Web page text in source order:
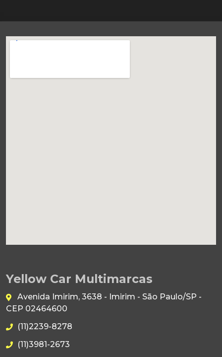
Yellow Car Multimarcas
Avenida Imirim, 3638 - Imirim - São Paulo/SP -
CEP 02464600
(11)2239-8278
(11)3981-2673